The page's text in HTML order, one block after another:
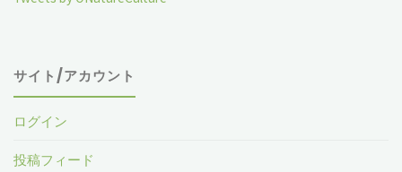
サイト/アカウント
ログイン
投稿フィード